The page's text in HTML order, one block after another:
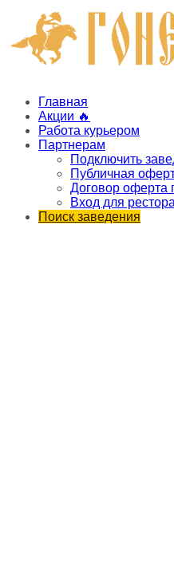
Главная
Акции 🔥
Работа курьером
Партнерам
Подключить
Публичная
Договор оферта
Вход для
Поиск заведения